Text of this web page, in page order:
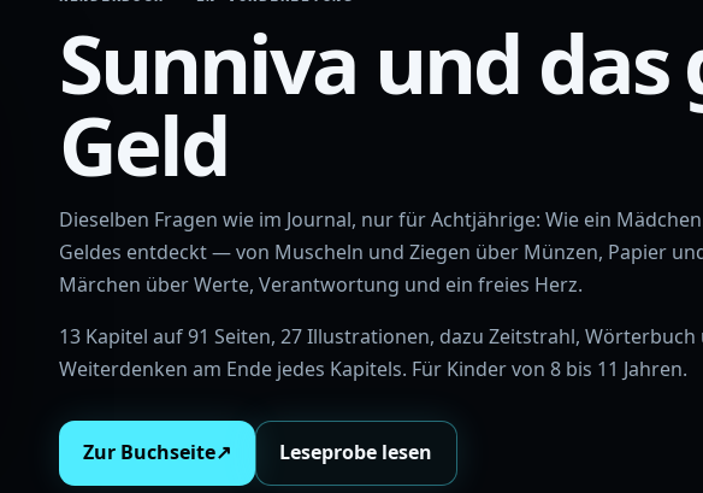
Sunniva und das
Geld
Dieselben Fragen wie im Journal, nur für Achtjährige: Wie ein
Geldes entdeckt — von Muscheln und Ziegen über Münzen, Papier
Märchen über Werte, Verantwortung und ein freies Herz.
13 Kapitel auf 91 Seiten, 27 Illustrationen, dazu Zeitstrahl, Wörterbuch
Weiterdenken am Ende jedes Kapitels. Für Kinder von 8 bis 11 Jahren.
Zur Buchseite↗ Leseprobe lesen